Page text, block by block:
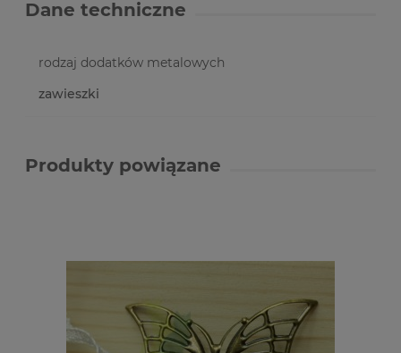
Dane techniczne
rodzaj dodatków metalowych
zawieszki
Produkty powiązane